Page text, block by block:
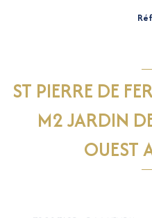
Réf
ST PIERRE DE
M2 JARDIN
OUEST